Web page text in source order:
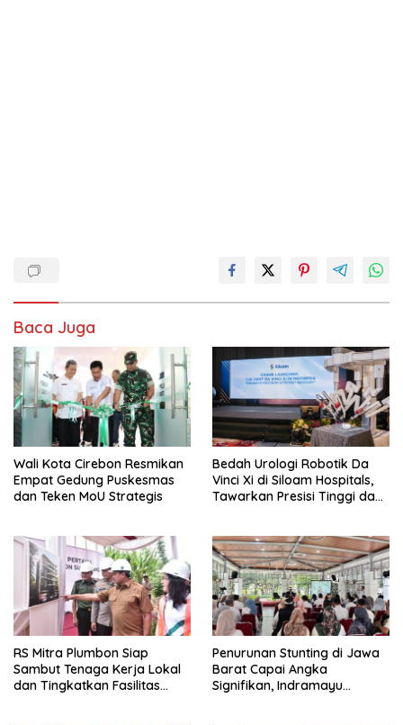
Baca Juga
Wali Kota Cirebon Resmikan
Empat Gedung Puskesmas
dan Teken MoU Strategis
Bedah Urologi Robotik Da
Vinci Xi di Siloam Hospitals,
Tawarkan Presisi Tinggi dan
RS Mitra Plumbon Siap
Sambut Tenaga Kerja Lokal
dan Tingkatkan Fasilitas
Penurunan Stunting di Jawa
Barat Capai Angka
Signifikan, Indramayu